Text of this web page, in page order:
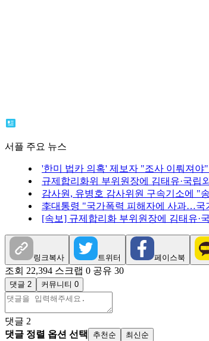
서플 주요 뉴스
'한미 법카 의혹' 제보자 "조사 이뤄져
규제합리화위 부위원장에 김태유·국립
감사원, 유병호 감사위원 구속기소에 "
李대통령 "국가폭력 피해자에 사과…국
[속보] 규제합리화 부위원장에 김태유·
링크복사 트위터 페이스북
조회 22,394 스크랩 0 공유 30
댓글 2 커뮤니티 0
댓글 2
댓글 정렬 옵션 선택
추천순 최신순